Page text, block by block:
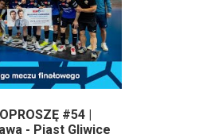
#54 |
- Piast Gliwice